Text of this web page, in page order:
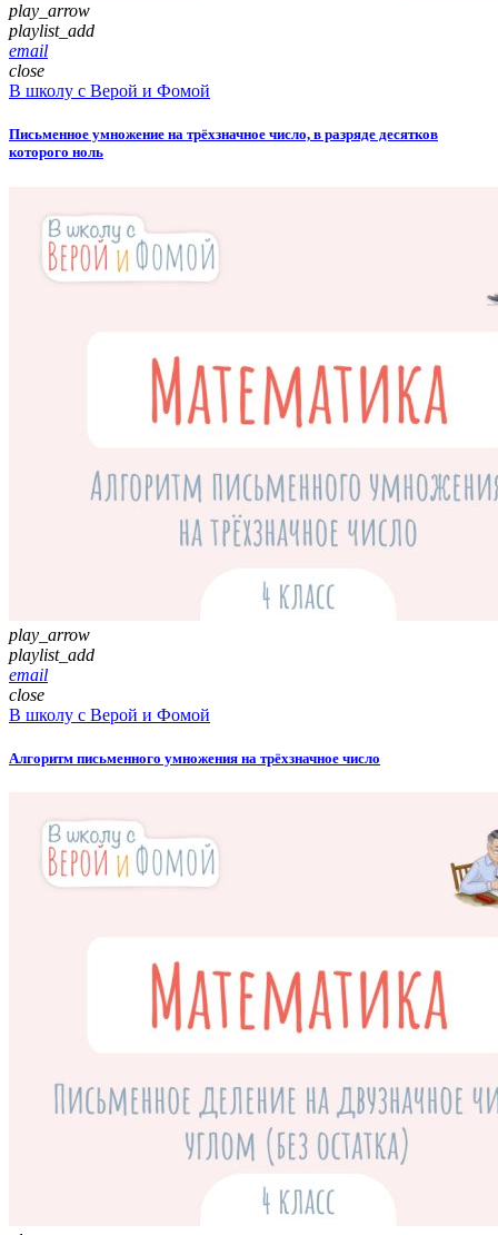
play_arrow
playlist_add
email
close
В школу с Верой и Фомой
Письменное умножение на трёхзначное число, в разряде десятков
которого ноль
play_arrow
playlist_add
email
close
В школу с Верой и Фомой
Алгоритм письменного умножения на трёхзначное число